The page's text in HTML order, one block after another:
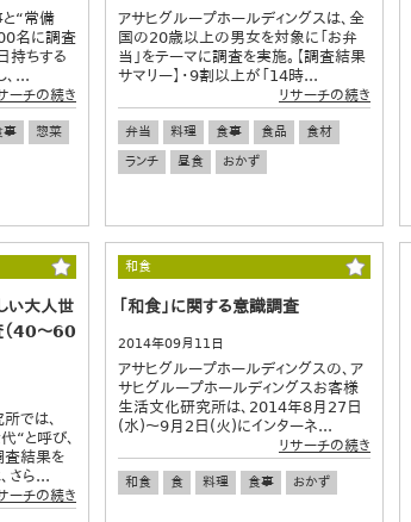
と“常備
名に調査
持ちする
、...
ーチの続き
事
惣菜
アサヒグループホールディングスは、全
国の20歳以上の男女を対象に「お弁
当」をテーマに調査を実施。【調査結果
サマリー】・9割以上が「14時...
リサーチの続き
弁当 料理 食事 食品
食材
ランチ
昼食 おかず
い大人世
（40～60
では、
“と呼び、
査結果を
さら...
ーチの続き
和食
「和食」に関する意識調査
2014年09月11日
アサヒグループホールディングスの、ア
サヒグループホールディングスお客様
生活文化研究所は、2014年8月27日
(水)～9月2日(火)にインターネ...
リサーチの続き
和食 食 料理 食事 おかず